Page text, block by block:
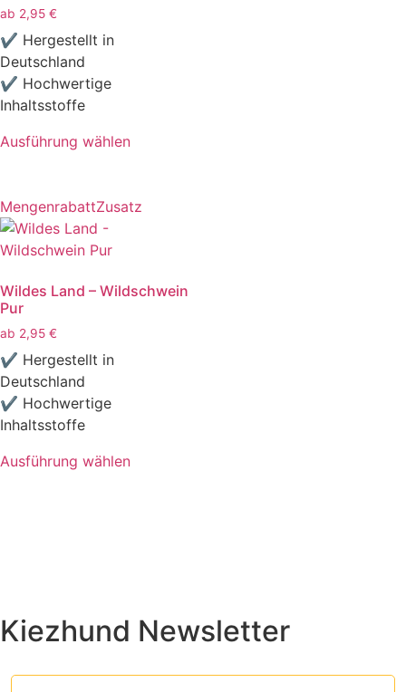
ab 2,95 €
✔ Hergestellt in
Deutschland
✔ Hochwertige
Inhaltsstoffe
Ausführung wählen
MengenrabattZusatz
Wildes Land – Wildschwein
Pur
ab 2,95 €
✔ Hergestellt in
Deutschland
✔ Hochwertige
Inhaltsstoffe
Ausführung wählen
Kiezhund Newsletter